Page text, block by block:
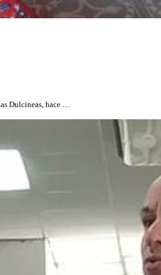
Dulcineas, hace …